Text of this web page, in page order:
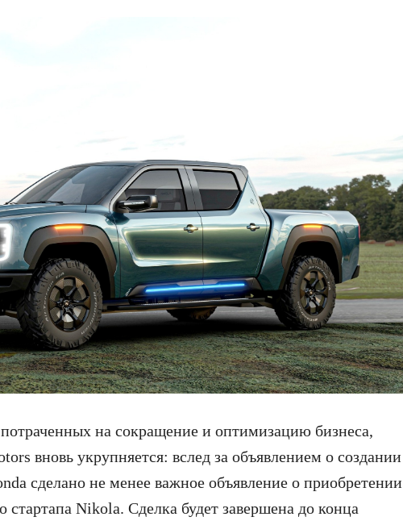
на сокращение и оптимизацию бизнеса,
вновь укрупняется: вслед за объявлением о создании
сделано не менее важное объявление о приобретении
стартапа Nikola. Сделка будет завершена до конца